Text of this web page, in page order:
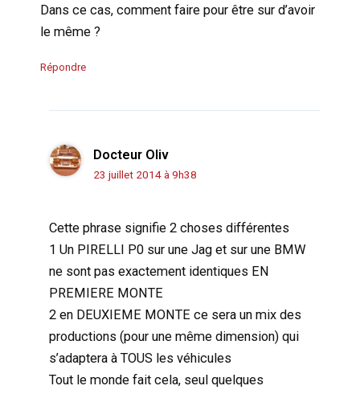
Dans ce cas, comment faire pour être sur d’avoir
le même ?
Répondre
Docteur Oliv
23 juillet 2014 à 9h38
Cette phrase signifie 2 choses différentes
1 Un PIRELLI P0 sur une Jag et sur une BMW
ne sont pas exactement identiques EN
PREMIERE MONTE
2 en DEUXIEME MONTE ce sera un mix des
productions (pour une même dimension) qui
s’adaptera à TOUS les véhicules
Tout le monde fait cela, seul quelques